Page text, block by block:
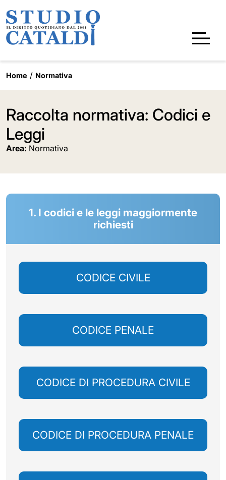
Home Normativa
Raccolta normativa: Codici e
Leggi
Area: Normativa
1. I codici e le leggi maggiormente
richiesti
CODICE CIVILE
CODICE PENALE
CODICE DI PROCEDURA CIVILE
CODICE DI PROCEDURA PENALE